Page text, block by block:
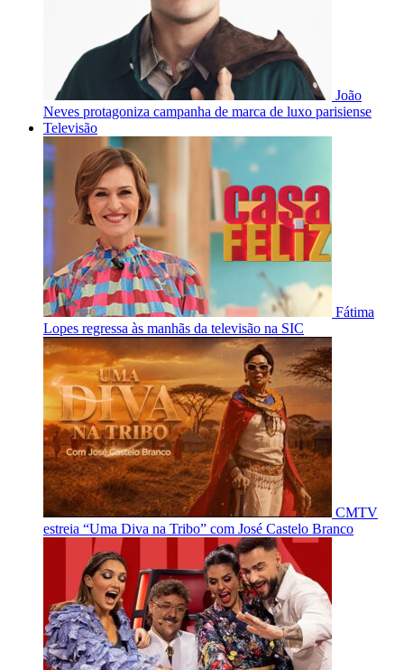
João
Neves protagoniza campanha de marca de luxo parisiense
Televisão
Fátima
Lopes regressa às manhãs da televisão na SIC
CMTV
estreia “Uma Diva na Tribo” com José Castelo Branco